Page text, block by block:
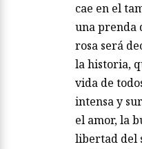
cae en el
una prenda
rosa será
la historia,
vida de
intensa y
el amor, la
libertad del